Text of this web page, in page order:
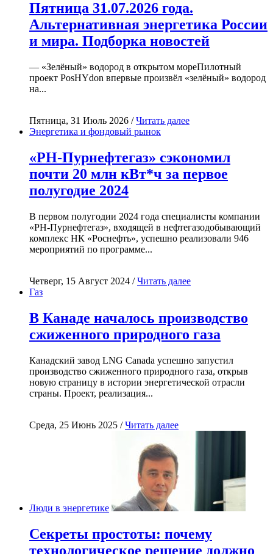
Пятница 31.07.2026 года.
Альтернативная энергетика России
и мира. Подборка новостей
— «Зелёный» водород в открытом мореПилотный
проект PosHYdon впервые произвёл «зелёный» водород
на...
Пятница, 31 Июль 2026 /Читать далее
Энергетика и фондовый рынок
«РН-Пурнефтегаз» сэкономил
почти 20 млн кВт*ч за первое
полугодие 2024
В первом полугодии 2024 года специалисты компании
«РН-Пурнефтегаз», входящей в нефтегазодобывающий
комплекс НК «Роснефть», успешно реализовали 946
мероприятий по программе...
Четверг, 15 Август 2024 /Читать далее
Газ
В Канаде началось производство
сжиженного природного газа
Канадский завод LNG Canada успешно запустил
производство сжиженного природного газа, открыв
новую страницу в истории энергетической отрасли
страны. Проект, реализация...
Среда, 25 Июнь 2025 /Читать далее
Люди в энергетике
Секреты простоты: почему
технологическое решение должно